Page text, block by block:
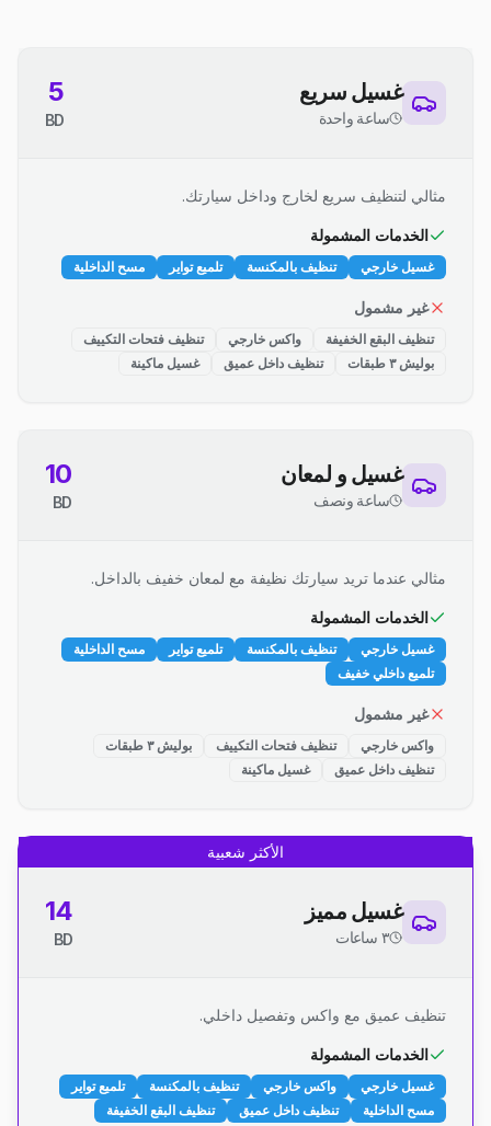
غسيل سريع
ساعة واحدة
5
BD
مثالي لتنظيف سريع لخارج وداخل سيارتك.
الخدمات المشمولة
غسيل خارجي تنظيف بالمكنسة تلميع تواير مسح الداخلية
غير مشمول
تنظيف البقع الخفيفة واكس خارجي
تنظيف فتحات التكييف
بوليش ٣ طبقات
تنظيف داخل عميق غسيل ماكينة
غسيل و لمعان
ساعة ونصف
10
BD
مثالي عندما تريد سيارتك نظيفة مع لمعان خفيف بالداخل.
الخدمات المشمولة
غسيل خارجي تنظيف بالمكنسة تلميع تواير
مسح الداخلية
تلميع داخلي خفيف
غير مشمول
واكس خارجي تنظيف فتحات التكييف
بوليش ٣ طبقات
تنظيف داخل عميق
غسيل ماكينة
الأكثر شعبية
غسيل مميز
٣ ساعات
14
BD
تنظيف عميق مع واكس وتفصيل داخلي.
الخدمات المشمولة
غسيل خارجي واكس خارجي تنظيف بالمكنسة
تلميع تواير
مسح الداخلية
تنظيف داخل عميق تنظيف البقع الخفيفة